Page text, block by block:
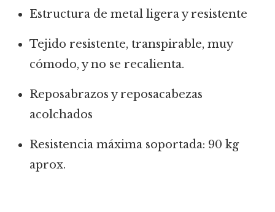
Estructura de metal ligera y resistente
Tejido resistente, transpirable, muy
cómodo, y no se recalienta.
Reposabrazos y reposacabezas
acolchados
Resistencia máxima soportada: 90 kg
aprox.